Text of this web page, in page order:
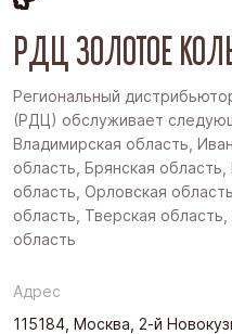
РДЦ ЗОЛОТОЕ
Региональный
(РДЦ) обслуживает
Владимирская область,
область, Брянская
область, Орловская
область, Тверская область,
область
Адрес
115184, Москва, 2-й